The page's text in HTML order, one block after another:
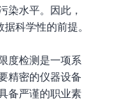
染水平。因此，
科学性的前提。
度检测是一项系
精密的仪器设备
备严谨的职业素